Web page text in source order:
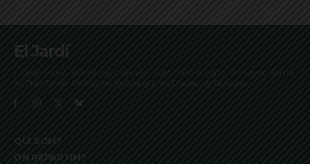
El Jardí
La Bonanova, Monterols, Galvany, Turó Parc, el Farró, el Putxet, Sarrià,
les Tres Torres, Pedralbes, Vallvidrera, les Planes i el Tibidabo
QUI SOM?
ON REPARTIM?